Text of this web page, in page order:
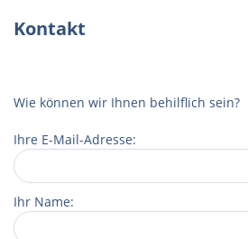
Kontakt
Wie können wir Ihnen behilflich sein?
Ihre E-Mail-Adresse:
Ihr Name: